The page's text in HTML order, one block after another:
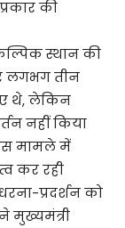
की
स्थान की
लगभग तीन
थे, लेकिन
नहीं किया
मामले में
कर रही
प्रदर्शन को
मुख्यमंत्री